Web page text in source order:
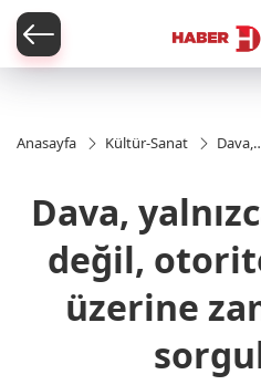
Anasayfa Kültür-Sanat
Dava,
değil,
adalet
bir
Dava,
değil,
üzerine